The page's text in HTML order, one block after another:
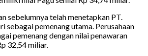
sebelumnya telah menetapkan PT.
sebagai pemenang utama. Perusahaan
pemenang dengan nilai penawaran
32,54 miliar.